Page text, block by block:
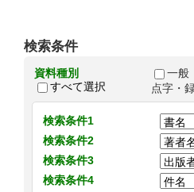
検索条件
資料種別
すべて選択
一般
点字・
検索条件1
検索条件2
検索条件3
検索条件4